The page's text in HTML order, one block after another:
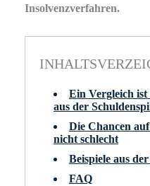
Insolvenzverfahren.
Ein Vergleich ist
aus der
Die Chancen
nicht schlecht
Beispiele aus
FAQ